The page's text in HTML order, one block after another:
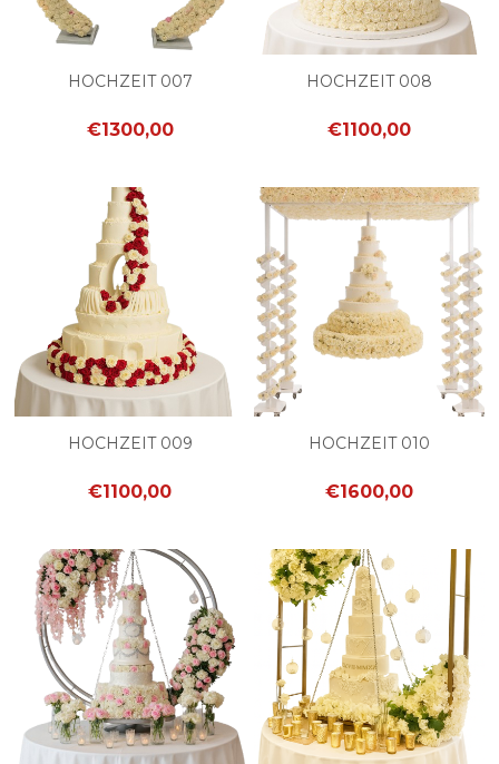
HOCHZEIT 007
€1300,00
HOCHZEIT 008
€1100,00
HOCHZEIT 009
€1100,00
HOCHZEIT 010
€1600,00